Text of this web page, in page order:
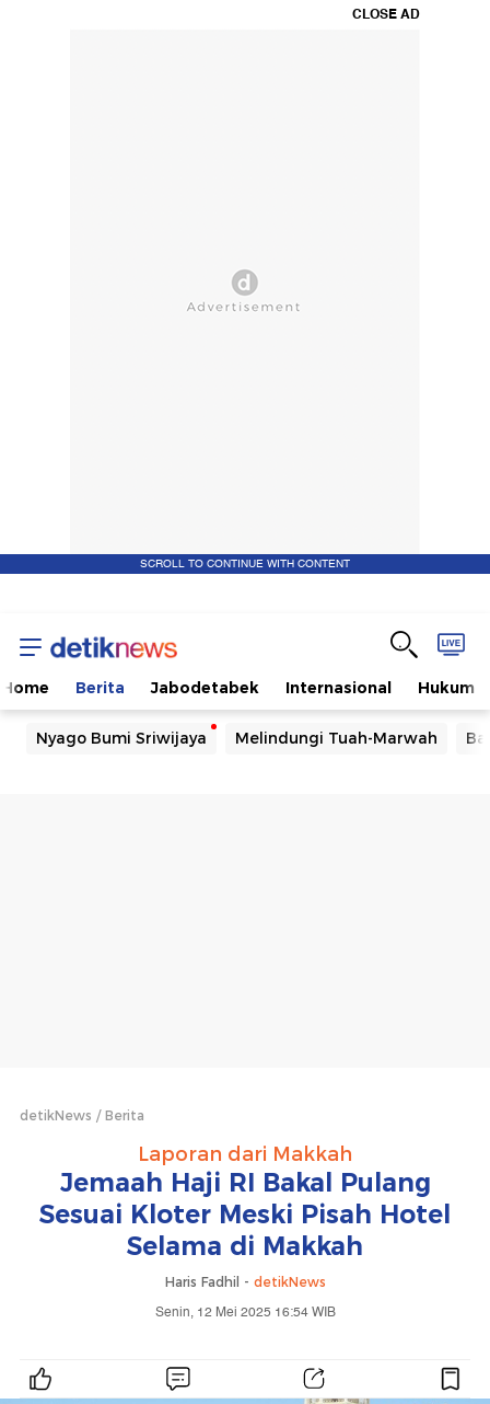
CLOSE AD
SCROLL TO CONTINUE WITH CONTENT
Home Berita Jabodetabek Internasional Hukum
Nyago Bumi Sriwijaya Melindungi Tuah-Marwah
detikNews Berita
Laporan dari Makkah
Jemaah Haji RI Bakal Pulang
Sesuai Kloter Meski Pisah Hotel
Selama di Makkah
Haris Fadhil - detikNews
Senin, 12 Mei 2025 16:54 WIB